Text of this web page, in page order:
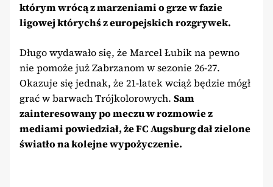
którym wrócą z marzeniami o grze w fazie
ligowej którychś z europejskich rozgrywek.
Długo wydawało się, że Marcel Łubik na pewno
nie pomoże już Zabrzanom w sezonie 26-27.
Okazuje się jednak, że 21-latek wciąż będzie mógł
grać w barwach Trójkolorowych. Sam
zainteresowany po meczu w rozmowie z
mediami powiedział, że FC Augsburg dał zielone
światło na kolejne wypożyczenie.